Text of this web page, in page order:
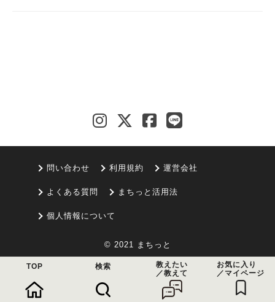
問い合わせ 利用規約 運営会社
よくある質問 まちっと活用法
個人情報について
© 2021 まちっと
TOP 検索
教えたい
／教えて
お気に入り
／マイページ